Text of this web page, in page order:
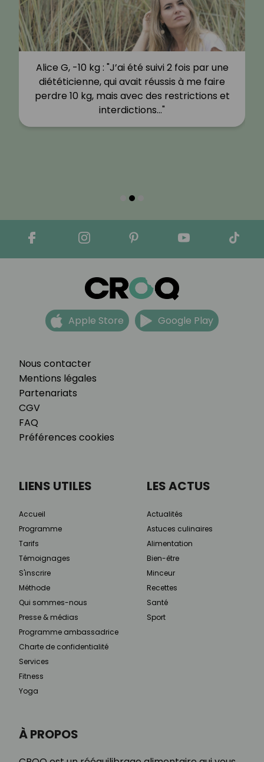
Alice G, -10 kg : "J’ai été suivi 2 fois par une
diététicienne, qui avait réussis à me faire
perdre 10 kg, mais avec des restrictions et
interdictions…"
Nous contacter
Mentions légales
Partenariats
CGV
FAQ
Préférences cookies
Apple Store Google Play
À PROPOS
LIENS UTILES
Accueil
Programme
Tarifs
Témoignages
S'inscrire
Méthode
Qui sommes-nous
Presse & médias
Programme ambassadrice
Charte de confidentialité
Services
Fitness
Yoga
LES ACTUS
Actualités
Astuces culinaires
Alimentation
Bien-être
Minceur
Recettes
Santé
Sport